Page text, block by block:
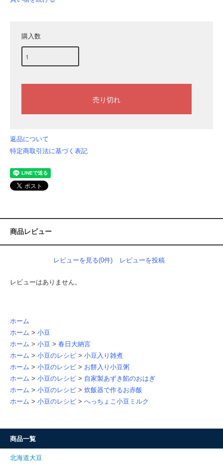
購入数
返品について
特定商取引法に基づく表記
商品レビュー
レビューを見る(0件) レビューを投稿
レビューはありません。
ホーム
ホーム > 小豆
ホーム > 小豆 > 春日大納言
ホーム > 小豆のレシピ > 小豆入り雑煮
ホーム > 小豆のレシピ > お餅入り小豆粥
ホーム > 小豆のレシピ > 自家製あずき餡のおはぎ
ホーム > 小豆のレシピ > 炊飯器で作るお赤飯
ホーム > 小豆のレシピ > へっちょこ小豆ミルク
商品一覧
北海道大豆